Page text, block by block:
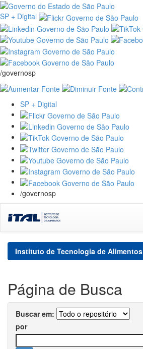
SP + Digital
/governosp
SP + Digital
/governosp
navigation
Instituto de Tecnologia de Alimentos
Página de Busca
Buscar em:
por